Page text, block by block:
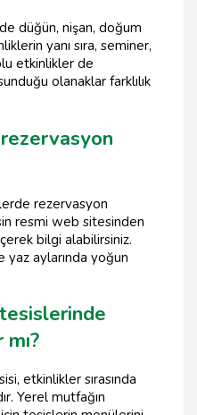
düğün, nişan, doğum
yanı sıra, seminer,
etkinlikler de
olanaklar farklılık
rezervasyon
resmi web sitesinden
bilgi alabilirsiniz.
yaz aylarında yoğun
etkinlikler sırasında
Yerel mutfağın